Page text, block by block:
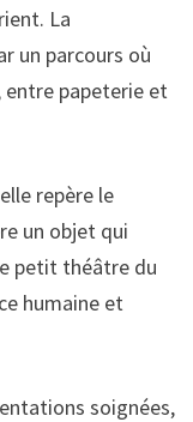
La
un parcours où
entre papeterie et
repère le
un objet qui
petit théâtre du
humaine et
soignées,